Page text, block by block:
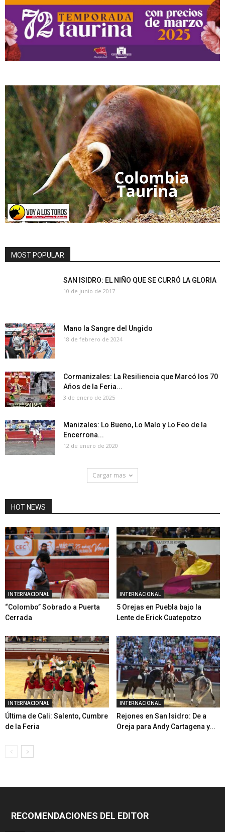
MOST POPULAR
SAN ISIDRO: EL NIÑO QUE SE CURRÓ LA GLORIA
10 de junio de 2017
Mano la Sangre del Ungido
18 de febrero de 2024
Cormanizales: La Resiliencia que Marcó los 70
Años de la Feria...
3 de enero de 2025
Manizales: Lo Bueno, Lo Malo y Lo Feo de la
Encerrona...
12 de enero de 2020
Cargar mas
HOT NEWS
INTERNACIONAL
“Colombo” Sobrado a Puerta
Cerrada
INTERNACIONAL
5 Orejas en Puebla bajo la
Lente de Erick Cuatepotzo
INTERNACIONAL
Última de Cali: Salento, Cumbre
de la Feria
INTERNACIONAL
Rejones en San Isidro: De a
Oreja para Andy Cartagena y...
RECOMENDACIONES DEL EDITOR